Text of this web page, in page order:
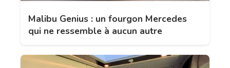
Malibu Genius : un fourgon Mercedes
qui ne ressemble à aucun autre